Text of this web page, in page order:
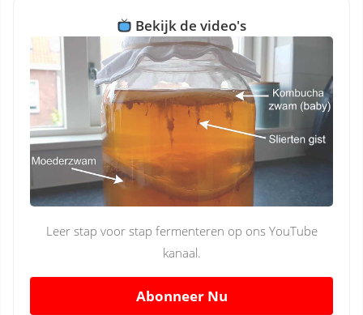
Bekijk de video's
Leer stap voor stap fermenteren op ons YouTube
kanaal.
Abonneer Nu